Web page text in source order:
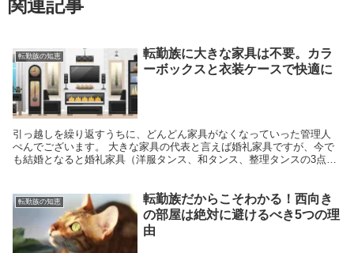
関連記事
転勤族の知恵
転勤族に大きな家具は不要。カラ
ーボックスと衣装ケースで快適に
引っ越しを繰り返すうちに、どんどん家具がなくなっていった管理人
ぺんでございます。 大きな家具の代表と言えば婚礼家具ですが、今で
も結婚となると婚礼家具（洋服タンス、和タンス、整理タンスの3点セ
転勤族の知恵
転勤族だからこそわかる！西向き
の部屋は絶対に避けるべき5つの理
由